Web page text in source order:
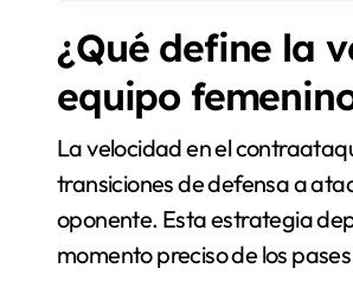
¿Qué define la
equipo
La velocidad en el
transiciones de defensa a
oponente. Esta estrategia
momento preciso de los